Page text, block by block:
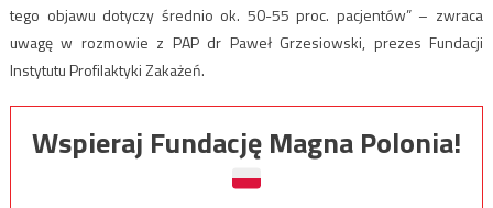
tego objawu dotyczy średnio ok. 50-55 proc. pacjentów” – zwraca
uwagę w rozmowie z PAP dr Paweł Grzesiowski, prezes Fundacji
Instytutu Profilaktyki Zakażeń.
Wspieraj Fundację Magna Polonia!